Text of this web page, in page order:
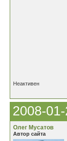
Неактивен
2008-
Олег Мусатов
Автор сайта